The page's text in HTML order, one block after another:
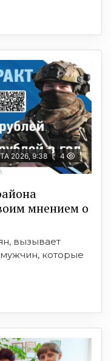
2026, 9:38 4
мнением о
вызывает
которые